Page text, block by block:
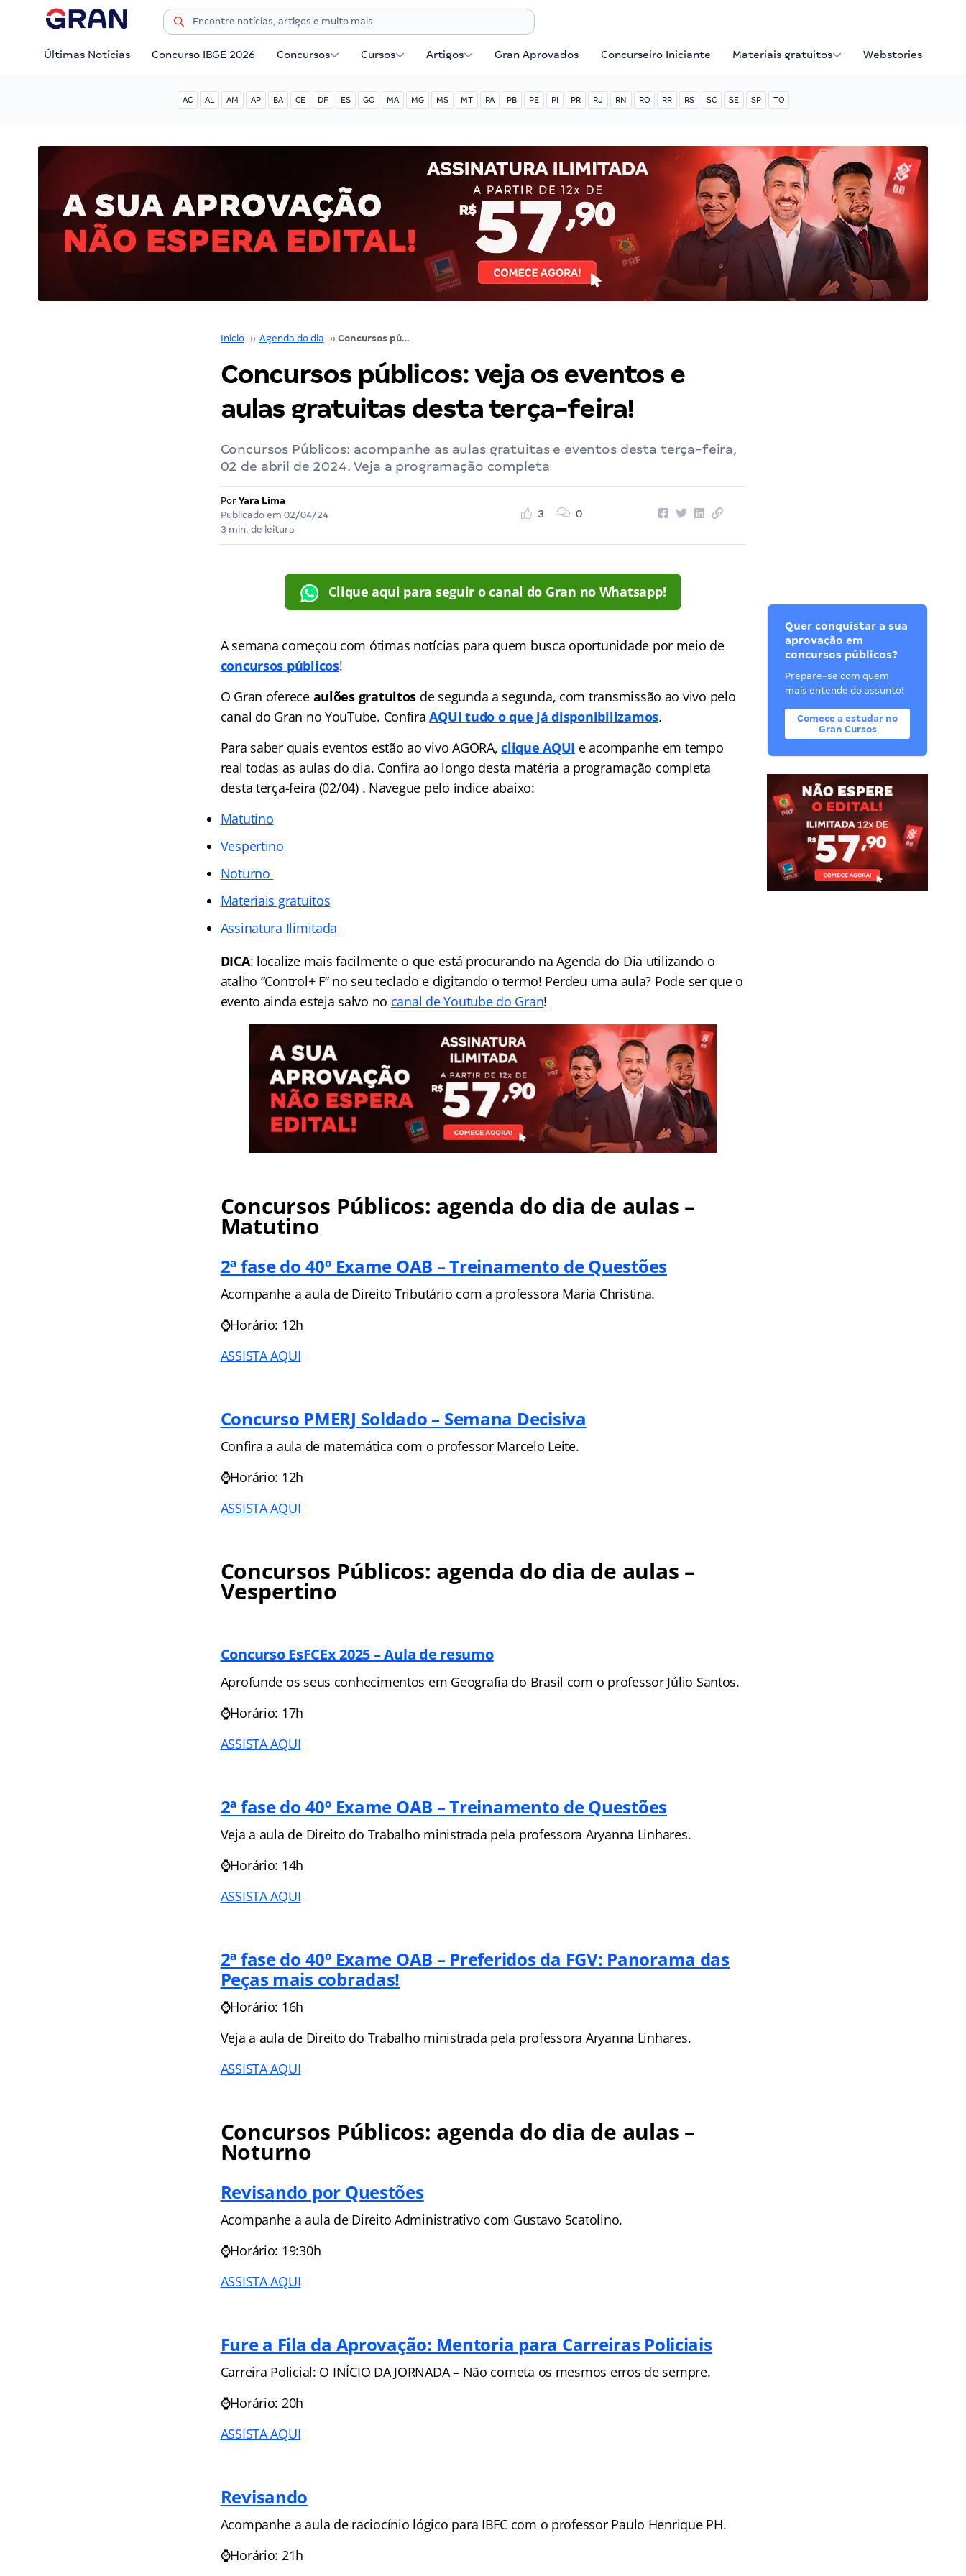
Últimas Notícias Concurso IBGE 2026 Concursos Cursos Artigos Gran Aprovados Concurseiro Iniciante Materiais gratuitos Webstories
AC AL AM AP BA CE DF ES GO MA MG MS MT PA PB PE PI PR RJ RN RO RR RS SC SE SP TO
Início ›› Agenda do dia ›› Concursos públicos: veja os eventos e aulas gratuitas desta terça-feira!
Concursos públicos: veja os eventos e
aulas gratuitas desta terça-feira!
Concursos Públicos: acompanhe as aulas gratuitas e eventos desta terça-feira,
02 de abril de 2024. Veja a programação completa
Por Yara Lima
Publicado em 02/04/24
3 min. de leitura
3 0
Clique aqui para seguir o canal do Gran no Whatsapp!
A semana começou com ótimas notícias para quem busca oportunidade por meio de
concursos públicos!
O Gran oferece aulões gratuitos de segunda a segunda, com transmissão ao vivo pelo
canal do Gran no YouTube. ConfiraAQUI tudo o que já disponibilizamos.
Para saber quais eventos estão ao vivo AGORA,clique AQUI e acompanhe em tempo
real todas as aulas do dia. Confira ao longo desta matéria a programação completa
desta terça-feira (02/04) . Navegue pelo índice abaixo:
Matutino
Vespertino
Noturno
Materiais gratuitos
Assinatura Ilimitada
DICA: localize mais facilmente o que está procurando na Agenda do Dia utilizando o
atalho “Control+ F” no seu teclado e digitando o termo! Perdeu uma aula? Pode ser que o
evento ainda esteja salvo no canal de Youtube do Gran!
Concursos Públicos: agenda do dia de aulas –
Matutino
2ª fase do 40º Exame OAB – Treinamento de Questões
Acompanhe a aula de Direito Tributário com a professora Maria Christina.
⌚Horário: 12h
ASSISTA AQUI
Concurso PMERJ Soldado – Semana Decisiva
Confira a aula de matemática com o professor Marcelo Leite.
⌚Horário: 12h
ASSISTA AQUI
Concursos Públicos: agenda do dia de aulas –
Vespertino
Concurso EsFCEx 2025 – Aula de resumo
Aprofunde os seus conhecimentos em Geografia do Brasil com o professor Júlio Santos.
⌚Horário: 17h
ASSISTA AQUI
2ª fase do 40º Exame OAB – Treinamento de Questões
Veja a aula de Direito do Trabalho ministrada pela professora Aryanna Linhares.
⌚Horário: 14h
ASSISTA AQUI
2ª fase do 40º Exame OAB – Preferidos da FGV: Panorama das
Peças mais cobradas!
⌚Horário: 16h
Veja a aula de Direito do Trabalho ministrada pela professora Aryanna Linhares.
ASSISTA AQUI
Concursos Públicos: agenda do dia de aulas –
Noturno
Revisando por Questões
Acompanhe a aula de Direito Administrativo com Gustavo Scatolino.
⌚Horário: 19:30h
ASSISTA AQUI
Fure a Fila da Aprovação: Mentoria para Carreiras Policiais
Carreira Policial: O INÍCIO DA JORNADA – Não cometa os mesmos erros de sempre.
⌚Horário: 20h
ASSISTA AQUI
Revisando
Acompanhe a aula de raciocínio lógico para IBFC com o professor Paulo Henrique PH.
⌚Horário: 21h
Quer conquistar a sua
aprovação em
concursos públicos?
Prepare-se com quem
mais entende do assunto!
Comece a estudar no
Gran Cursos